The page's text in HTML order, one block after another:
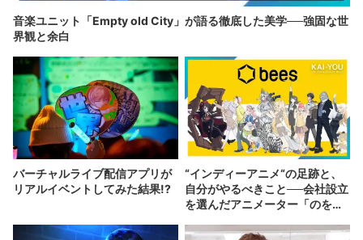
音楽ユニット「Empty old City」が語る徹底した美学──強固な世
界観と余白
バーチャルライブ配信アプリが
リアルイベントしてみた結果!?
“インディーアニメ“の足跡と、
自分がやるべきこと──会社設立
を選んだアニメーター「のを